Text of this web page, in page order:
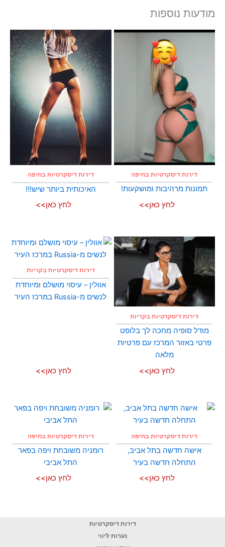
מודעות נוספות
דירות דיסקרטיות בחיפה
תמונות מרהיבות ומושקעות!
לחץ כאן>>
דירות דיסקרטיות בחיפה
האיכותית ביותר שיש!!!
לחץ כאן>>
דירות דיסקרטיות בקריות
מודל סופיה מחכה לך בלופט
פרטי באזור המרכז עם פרטיות
מלאה
לחץ כאן>>
דירות דיסקרטיות בקריות
אוולין – עיסוי מושלם ומיוחדת
לנשים מ-Russia במרכז העיר
לחץ כאן>>
דירות דיסקרטיות בחיפה
אישה חדשה בתל אביב,
התחלה חדשה בעיר
לחץ כאן>>
דירות דיסקרטיות בחיפה
רומניה משובחת ויפה בפאר
התל אביבי
לחץ כאן>>
דירות דיסקרטיות
נערות ליווי